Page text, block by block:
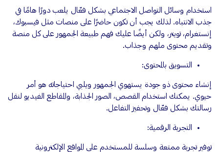
استخدام وسائل التواصل الاجتماعي بشكل فعّال يلعب دورًا هامًا في
جذب الانتباه. لذلك يجب أن تكون حاضرًا على منصات مثل فيسبوك،
إنستغرام، تويتر، ولكن أيضًا عليك فهم طبيعة الجمهور على كل منصة
وتقديم محتوى ملهم وجذاب.
التسويق بالمحتوى:
إنشاء محتوى ذو جودة يستهوي الجمهور ويلبي احتياجاته هو أمر
حيوي. يمكنك استخدام القصص، الصور الجذابة، والمقاطع الفيديو لنقل
رسالتك بشكل فعّال وتحفيز التفاعل.
التجربة الرقمية:
توفير تجربة ممتعة وسلسة للمستخدم على المواقع الإلكترونية